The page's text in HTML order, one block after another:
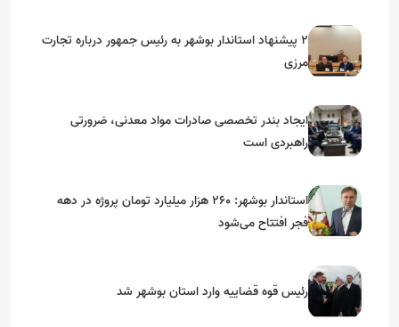
۲ پیشنهاد استاندار بوشهر به رئیس جمهور درباره تجارت
مرزی
ایجاد بندر تخصصی صادرات مواد معدنی، ضرورتی
راهبردی است
استاندار بوشهر: ۲۶۰ هزار میلیارد تومان پروژه در دهه
فجر افتتاح می‌شود
رئیس قوه قضاییه وارد استان بوشهر شد